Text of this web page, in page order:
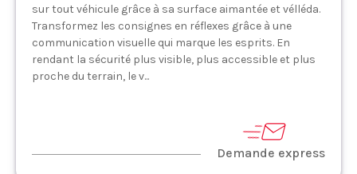
sur tout véhicule grâce à sa surface aimantée et vélléda.
Transformez les consignes en réflexes grâce à une
communication visuelle qui marque les esprits. En
rendant la sécurité plus visible, plus accessible et plus
proche du terrain, le v...
Demande express